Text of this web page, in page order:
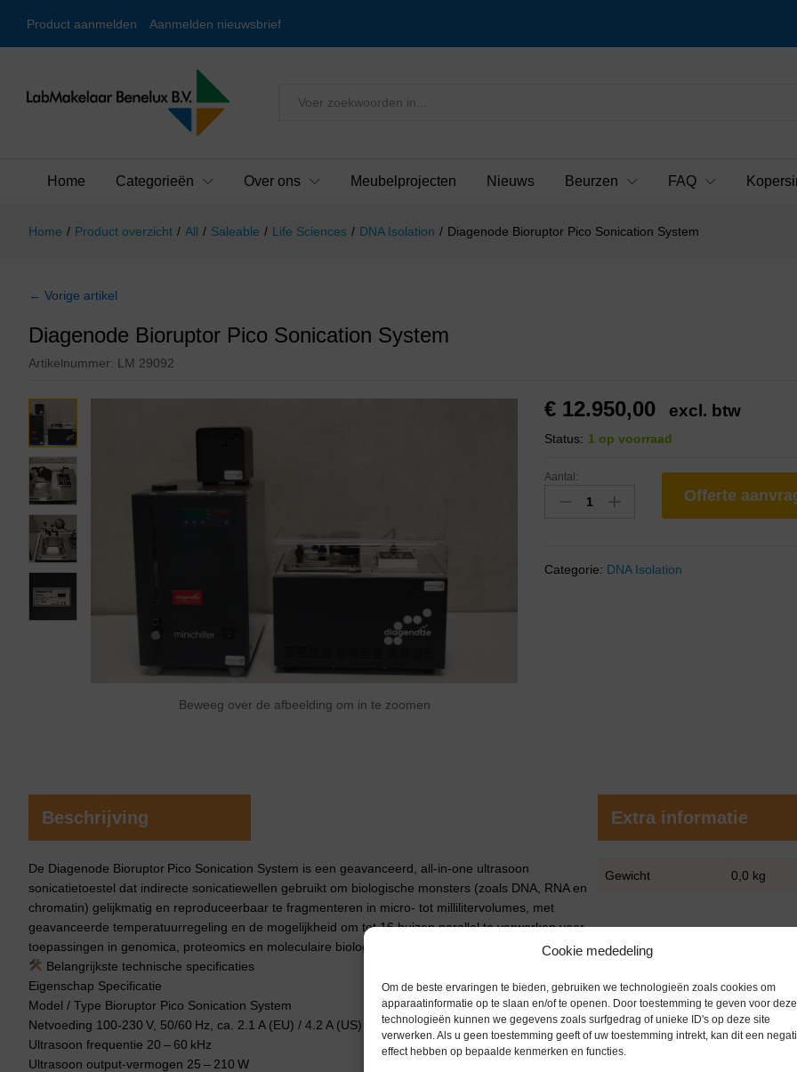
Cookie mededeling
Om de beste ervaringen te bieden, gebruiken we technologieën zoals cookies om
apparaatinformatie op te slaan en/of te openen. Door toestemming te geven voor deze
technologieën kunnen we gegevens zoals surfgedrag of unieke ID's op deze site
verwerken. Als u geen toestemming geeft of uw toestemming intrekt, kan dit een
effect hebben op bepaalde kenmerken en functies.
Product aanmelden Aanmelden nieuwsbrief
Alles
Home Categorieën Over ons Meubelprojecten Nieuws Beurzen FAQ
Home / Product overzicht / All / Saleable / Life Sciences / DNA Isolation / Diagenode Bioruptor Pico Sonication System
← Vorige artikel
Diagenode Bioruptor Pico Sonication System
Artikelnummer: LM 29092
Beweeg over de afbeelding om in te zoomen
€ 12.950,00 excl. btw
Status: 1 op voorraad
Aantal:
Offerte
Categorie: DNA Isolation
Beschrijving
De Diagenode Bioruptor Pico Sonication System is een geavanceerd, all‑in‑one ultrasoon
sonicatietoestel dat indirecte sonicatiewellen gebruikt om biologische monsters (zoals DNA, RNA en
chromatin) gelijkmatig en reproduceerbaar te fragmenteren in micro‑ tot millilitervolumes, met
geavanceerde temperatuurregeling en de mogelijkheid om tot 16 buizen parallel te verwerken voor
toepassingen in genomica, proteomics en moleculaire biologie.
Belangrijkste technische specificaties
Eigenschap Specificatie
Model / Type Bioruptor Pico Sonication System
Netvoeding 100‑230 V, 50/60 Hz, ca. 2.1 A (EU) / 4.2 A (US)
Ultrasoon frequentie 20 – 60 kHz
Ultrasoon output‑vermogen 25 – 210 W
Extra informatie
Gewicht 0,0 kg